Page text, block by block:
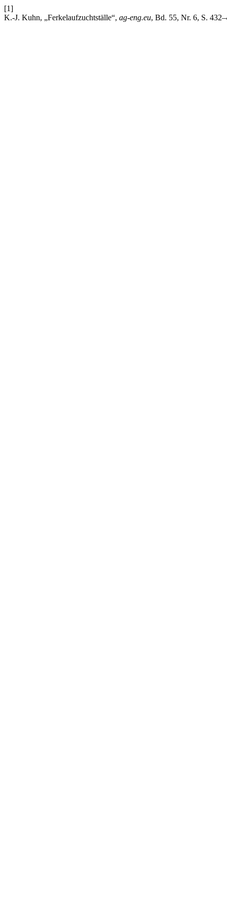
[1]
K.-J. Kuhn, „Ferkelaufzuchtställe“, ag-eng.eu, Bd. 55, Nr. 6, S.